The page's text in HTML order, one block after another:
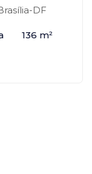
DF
136 m²